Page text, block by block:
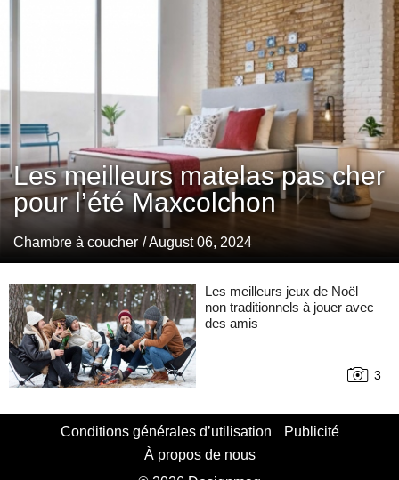
Les meilleurs matelas pas cher
pour l’été Maxcolchon
Chambre à coucher / August 06, 2024
Les meilleurs jeux de Noël
non traditionnels à jouer avec
des amis
3
Conditions générales d’utilisation
Publicité
À propos de nous